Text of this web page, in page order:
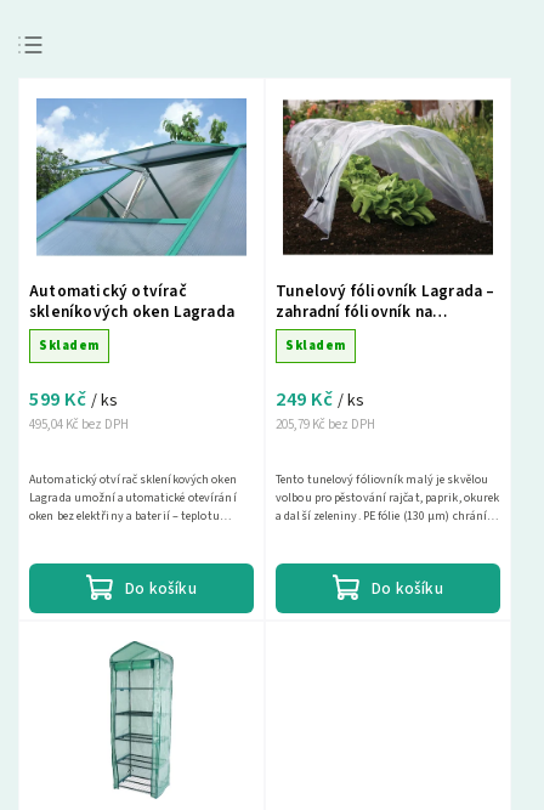
Nejlevnější
Nejdražší
Nejprodávanější
Abecedně
Automatický otvírač
skleníkových oken Lagrada
Skladem
495,04 Kč bez DPH
599 Kč / ks
Do košíku
Automatický otvírač skleníkových oken
Lagrada umožní automatické otevírání
oken bez elektřiny a baterií – teplotu
Tunelový fóliovník Lagrada –
zahradní fóliovník na
zeleninu, 300 x 30 x 45 cm
Skladem
205,79 Kč bez DPH
249 Kč / ks
Do košíku
Tento tunelový fóliovník malý je skvělou
volbou pro pěstování rajčat, paprik, okurek
a další zeleniny. PE fólie (130 µm) chrání